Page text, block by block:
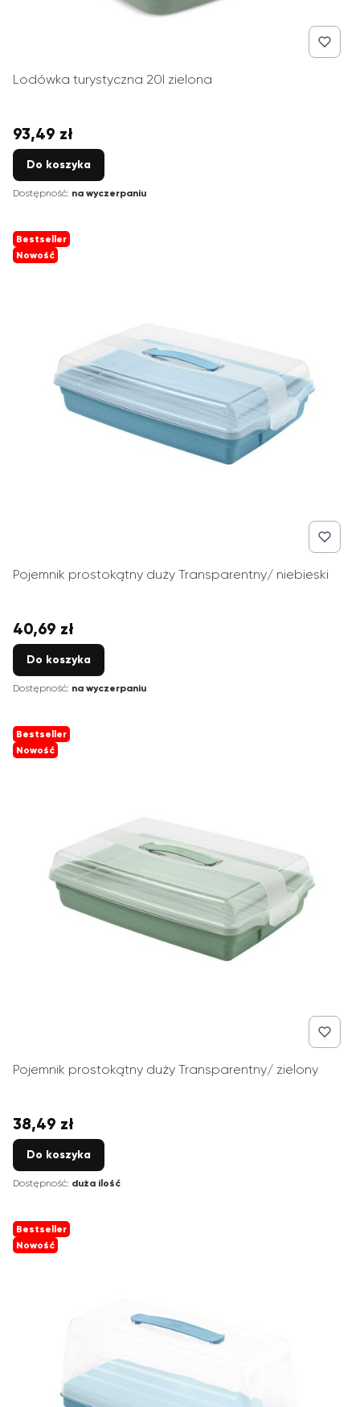
Lodówka turystyczna 20l zielona
Cena
93,49 zł
Do koszyka
Dostępność: na wyczerpaniu
Bestseller
Nowość
Pojemnik prostokątny duży Transparentny/ niebieski
Cena
40,69 zł
Do koszyka
Dostępność: na wyczerpaniu
Bestseller
Nowość
Pojemnik prostokątny duży Transparentny/ zielony
Cena
38,49 zł
Do koszyka
Dostępność: duża ilość
Bestseller
Nowość